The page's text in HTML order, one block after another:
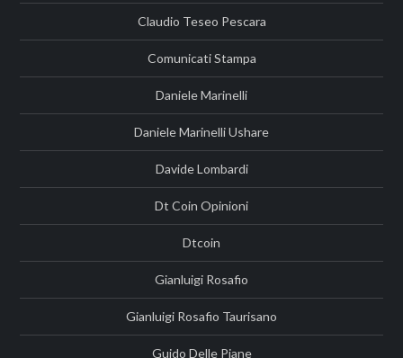
Claudio Teseo Pescara
Comunicati Stampa
Daniele Marinelli
Daniele Marinelli Ushare
Davide Lombardi
Dt Coin Opinioni
Dtcoin
Gianluigi Rosafio
Gianluigi Rosafio Taurisano
Guido Delle Piane